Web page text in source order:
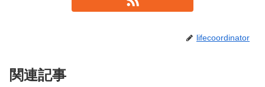
lifecoordinator
関連記事